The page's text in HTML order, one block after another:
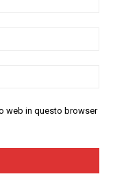
web in questo browser